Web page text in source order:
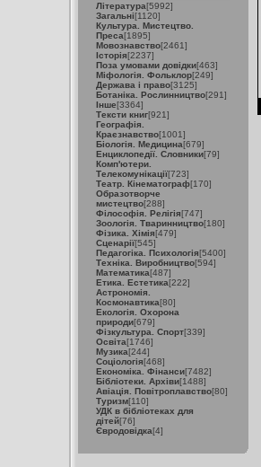
Література[5992]
Загальні[1120]
Культура. Мистецтво.
Преса[1895]
Мовознавство[2461]
Історія[2237]
Поза умовами довідки[463]
Міфологія. Фольклор[249]
Держава і право[3125]
Ботаніка. Рослинництво[291]
Інше[3364]
Тексти книг[921]
Географія.
Краєзнавство[1001]
Біологія. Медицина[679]
Енциклопедії. Словники[79]
Комп'ютери.
Телекомунікації[723]
Театр. Кінематограф[170]
Образотворче
мистецтво[288]
Філософія. Релігія[747]
Зоологія. Тваринництво[180]
Фізика. Хімія[479]
Сценарії[545]
Педагогіка. Психологія[5400]
Техніка. Виробництво[594]
Математика[487]
Етика. Естетика[222]
Астрономія.
Космонавтика[80]
Екологія. Охорона
природи[679]
Фізкультура. Спорт[339]
Освіта[1746]
Музика[244]
Соціологія[468]
Економіка. Фінанси[7482]
Бібліотеки. Архіви[1488]
Авіація. Повітроплавство[80]
Туризм[110]
УДК в бібліотеках для
дітей[76]
Євродовідка[4]